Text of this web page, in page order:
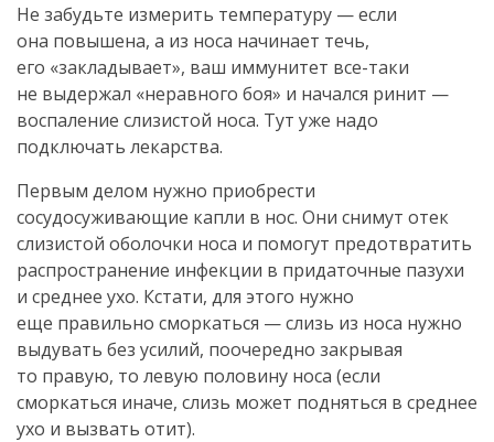
Не забудьте измерить температуру — если
она повышена, а из носа начинает течь,
его «закладывает», ваш иммунитет все-таки
не выдержал «неравного боя» и начался ринит —
воспаление слизистой носа. Тут уже надо
подключать лекарства.
Первым делом нужно приобрести
сосудосуживающие капли в нос. Они снимут отек
слизистой оболочки носа и помогут предотвратить
распространение инфекции в придаточные пазухи
и среднее ухо. Кстати, для этого нужно
еще правильно сморкаться — слизь из носа нужно
выдувать без усилий, поочередно закрывая
то правую, то левую половину носа (если
сморкаться иначе, слизь может подняться в среднее
ухо и вызвать отит).